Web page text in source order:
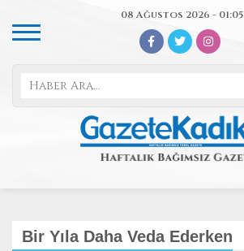
08 Ağustos 2026 - 01:05
Bir Yıla Daha Veda Ederken